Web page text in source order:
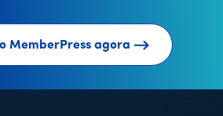
MemberPress agora